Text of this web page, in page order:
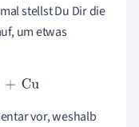
stellst Du Dir die
um etwas
vor, weshalb